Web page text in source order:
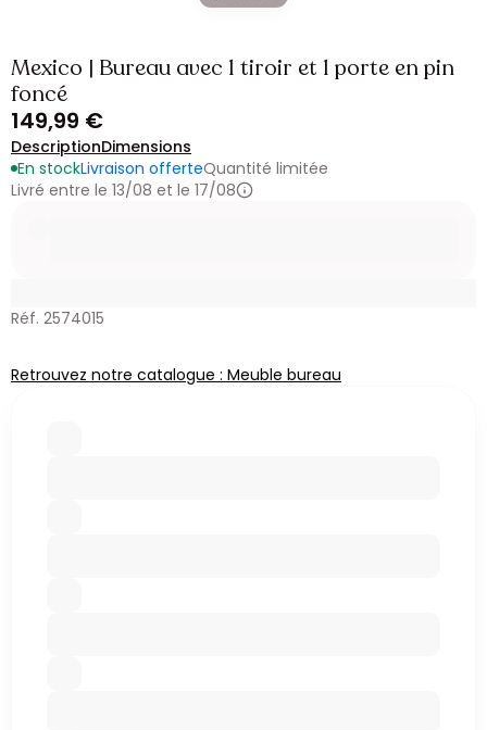
Mexico | Bureau avec 1 tiroir et 1 porte en pin
foncé
149,99 €
DescriptionDimensions
En stockLivraison offerteQuantité limitée
Livré entre le 13/08 et le 17/08
Réf. 2574015
Retrouvez notre catalogue : Meuble bureau